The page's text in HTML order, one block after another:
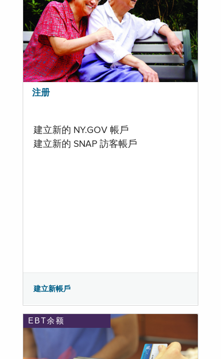
注册
建立新的 NY.GOV 帳戶
建立新的 SNAP 訪客帳戶
建立新帳戶
EBT余额